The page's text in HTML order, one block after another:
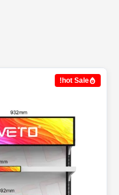
hot Sale!